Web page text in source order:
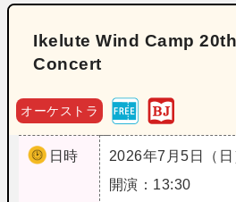
Ikelute Wind Camp
Concert
オーケストラ
日時
2026年7月5日（日
開演：13:30